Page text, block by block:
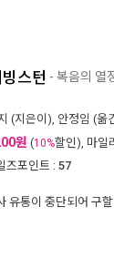
스턴 - 복음의 열
(지은이), 안정임 (옮
원 (10%할인), 마일
즈포인트 : 57
유통이 중단되어 구